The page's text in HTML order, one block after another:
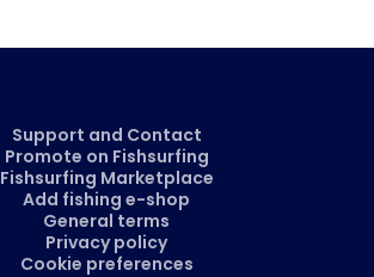
Support and Contact
Promote on Fishsurfing
Fishsurfing Marketplace
Add fishing e-shop
General terms
Privacy policy
Cookie preferences